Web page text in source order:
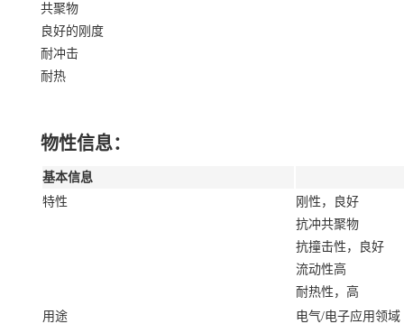
共聚物
良好的刚度
耐冲击
耐热
物性信息：
基本信息
特性
刚性，良好
抗冲共聚物
抗撞击性，良好
流动性高
耐热性，高
用途
电气/电子应用领域